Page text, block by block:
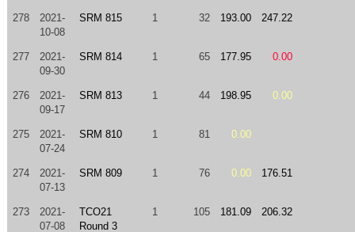
278
2021-
10-08
SRM 815 1 32 193.00 247.22
277
2021-
09-30
SRM 814 1 65 177.95 0.00
276
2021-
09-17
SRM 813 1 44 198.95 0.00
275
2021-
07-24
SRM 810 1 81 0.00
274
2021-
07-13
SRM 809 1 76 0.00 176.51
273
2021-
07-08
TCO21
Round 3
1 105 181.09 206.32